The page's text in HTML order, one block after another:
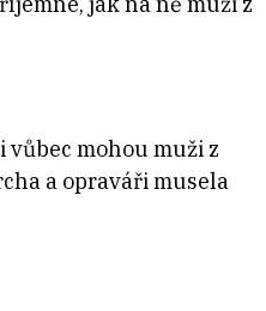
mohou muži z
a opraváři musela